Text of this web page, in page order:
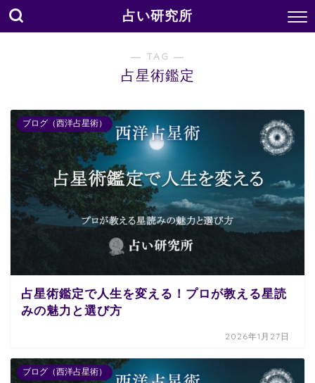
占い研究所
― TAG ―
占星術鑑定
ブログ（西洋占星術）
占星術鑑定で人生を変える！プロが教える星読
みの魅力と選び方
2026年1月27日
ブログ（西洋占星術）